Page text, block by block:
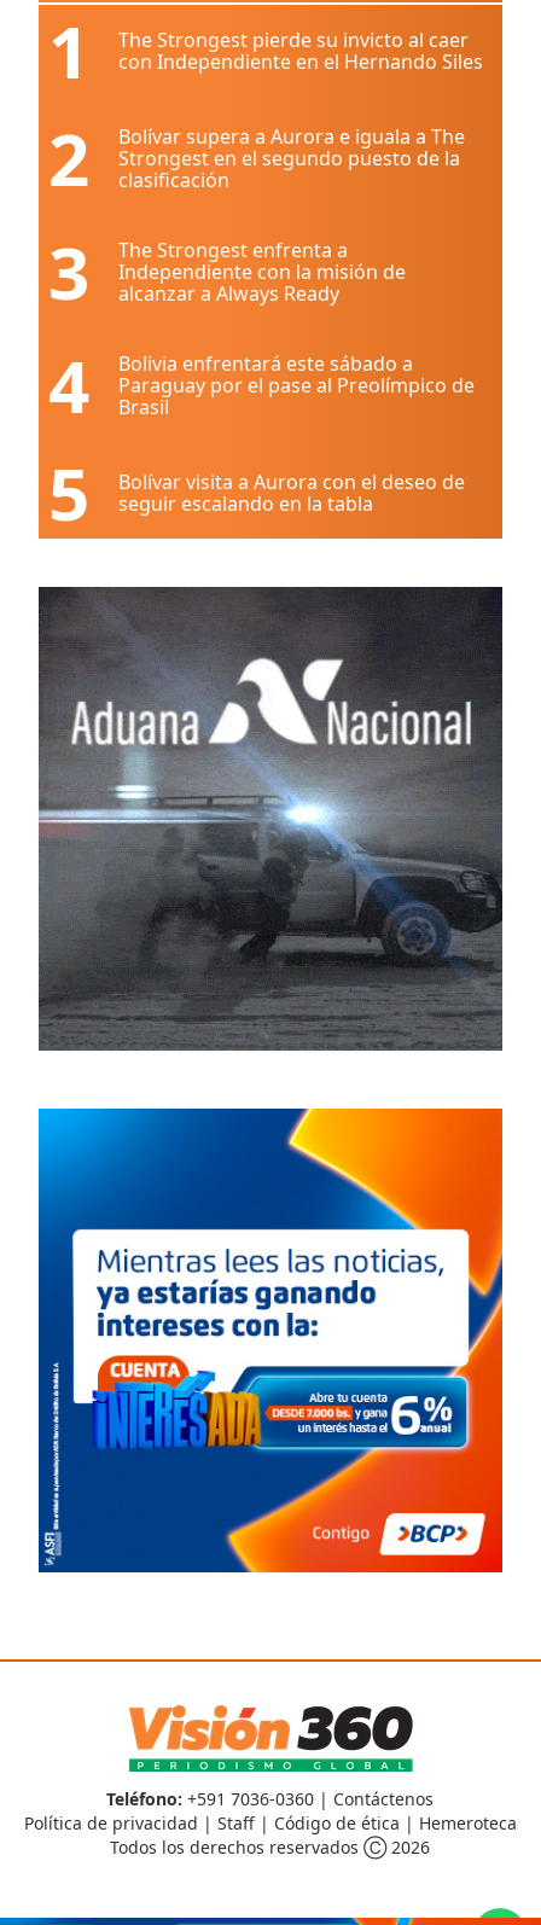
1
The Strongest pierde su invicto al caer
con Independiente en el Hernando Siles
2
Bolívar supera a Aurora e iguala a The
Strongest en el segundo puesto de la
clasificación
3
The Strongest enfrenta a
Independiente con la misión de
alcanzar a Always Ready
4
Bolivia enfrentará este sábado a
Paraguay por el pase al Preolímpico de
Brasil
5
Bolívar visita a Aurora con el deseo de
seguir escalando en la tabla
Teléfono: +591 7036-0360 | Contáctenos
Política de privacidad | Staff| Código de ética | Hemeroteca
Todos los derechos reservados Ⓒ 2026